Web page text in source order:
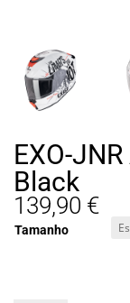
EXO-
Black
139,90 €
Tamanho